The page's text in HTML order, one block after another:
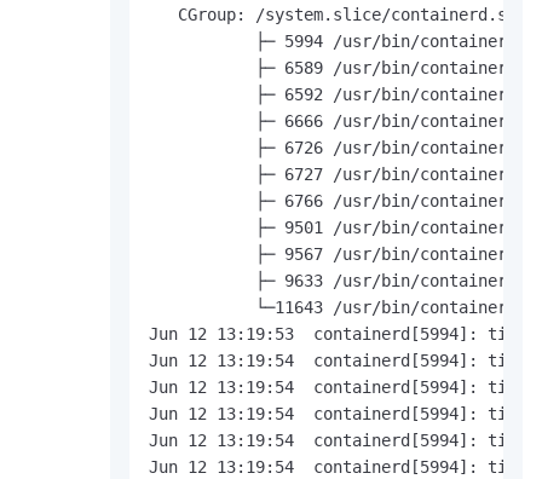
CGroup: /system.slice/
           ├─ 5994 /usr/bin/containerd
├─ 6589 /usr/bin/containerd-
├─ 6592 /usr/bin/containerd-
├─ 6666 /usr/bin/containerd-
├─ 6726 /usr/bin/containerd-
├─ 6727 /usr/bin/containerd-
├─ 6766 /usr/bin/containerd-
├─ 9501 /usr/bin/containerd-
├─ 9567 /usr/bin/containerd-
├─ 9633 /usr/bin/containerd-
└─11643 /usr/bin/containerd-
Jun 12 13:19:53  containerd[5994]: time=
Jun 12 13:19:54  containerd[5994]: time=
Jun 12 13:19:54  containerd[5994]: time=
Jun 12 13:19:54  containerd[5994]: time=
Jun 12 13:19:54  containerd[5994]: time=
Jun 12 13:19:54  containerd[5994]: time=